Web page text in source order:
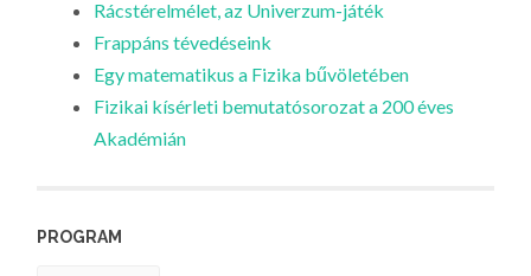
Rácstérelmélet, az Univerzum-játék
Frappáns tévedéseink
Egy matematikus a Fizika bűvöletében
Fizikai kísérleti bemutatósorozat a 200 éves
Akadémián
PROGRAM